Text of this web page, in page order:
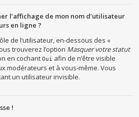
l’affichage de mon nom d’utilisateur
en ligne ?
de l’utilisateur, en-dessous des «
trouverez l’option Masquer votre statut
en cochantOui afin de n’être visible
modérateurs et à vous-même. Vous
un utilisateur invisible.
!